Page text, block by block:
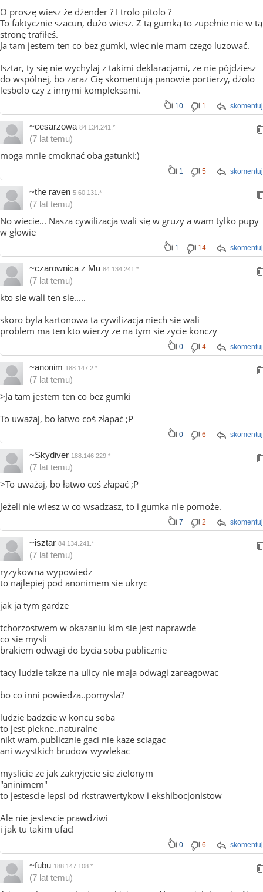
O proszę wiesz że dżender ? I trolo pitolo ?
To faktycznie szacun, dużo wiesz. Z tą gumką to zupełnie nie w tą
stronę trafiłeś.
Ja tam jestem ten co bez gumki, wiec nie mam czego luzować.
Isztar, ty się nie wychylaj z takimi deklaracjami, ze nie pójdziesz
do wspólnej, bo zaraz Cię skomentują panowie portierzy, dżolo
lesbolo czy z innymi kompleksami.
skomentuj
10 1
~cesarzowa 84.134.241.*
(7 lat temu)
moga mnie cmoknać oba gatunki:)
skomentuj
1 5
~the raven 5.60.131.*
(7 lat temu)
No wiecie... Nasza cywilizacja wali się w gruzy a wam tylko pupy
w głowie
skomentuj
1 14
~czarownica z Mu 84.134.241.*
(7 lat temu)
kto sie wali ten sie.....
skoro byla kartonowa ta cywilizacja niech sie wali
problem ma ten kto wierzy ze na tym sie zycie konczy
skomentuj
0 4
~anonim 188.147.2.*
(7 lat temu)
>Ja tam jestem ten co bez gumki
To uważaj, bo łatwo coś złapać ;P
skomentuj
0 6
~Skydiver 188.146.229.*
(7 lat temu)
>To uważaj, bo łatwo coś złapać ;P
Jeżeli nie wiesz w co wsadzasz, to i gumka nie pomoże.
skomentuj
7 2
~isztar 84.134.241.*
(7 lat temu)
ryzykowna wypowiedz
to najlepiej pod anonimem sie ukryc
jak ja tym gardze
tchorzostwem w okazaniu kim sie jest naprawde
co sie mysli
brakiem odwagi do bycia soba publicznie
tacy ludzie takze na ulicy nie maja odwagi zareagowac
bo co inni powiedza..pomysla?
ludzie badzcie w koncu soba
to jest piekne..naturalne
nikt wam.publicznie gaci nie kaze sciagac
ani wzystkich brudow wywlekac
myslicie ze jak zakryjecie sie zielonym
"aninimem"
to jestescie lepsi od rkstrawertykow i ekshibocjonistow
Ale nie jestescie prawdziwi
i jak tu takim ufac!
skomentuj
0 6
~fubu 188.147.108.*
(7 lat temu)